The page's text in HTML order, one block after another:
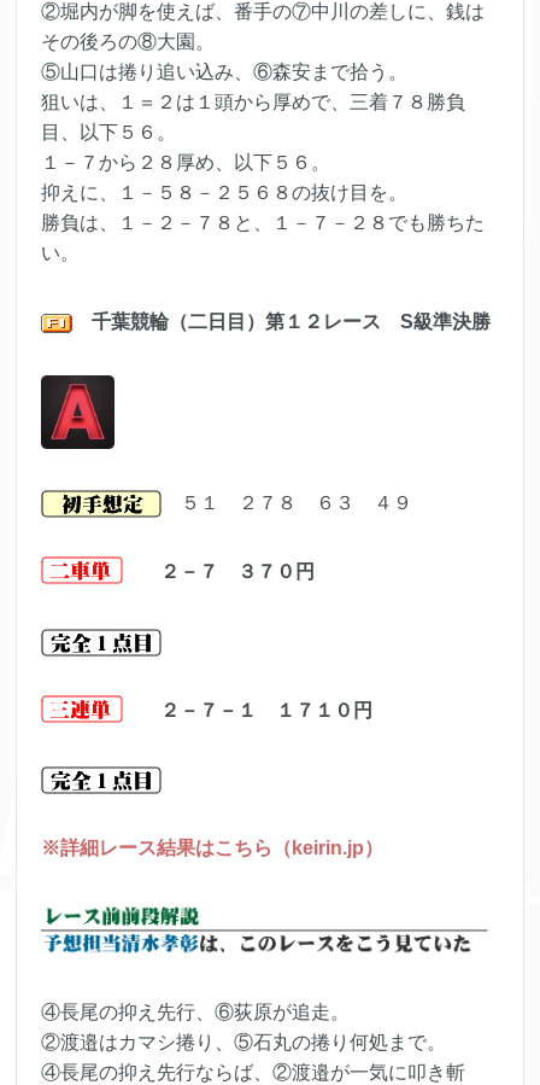
②堀内が脚を使えば、番手の⑦中川の差しに、銭は
その後ろの⑧大園。
⑤山口は捲り追い込み、⑥森安まで拾う。
狙いは、１＝２は１頭から厚めで、三着７８勝負
目、以下５６。
１－７から２８厚め、以下５６。
抑えに、１－５８－２５６８の抜け目を。
勝負は、１－２－７８と、１－７－２８でも勝ちた
い。
千葉競輪（二日目）第１２レース S級準決勝
５１ ２７８ ６３ ４９
２－７ ３７０ 円
２－７－１ １７１０ 円
※詳細レース結果はこちら（keirin.jp）
④長尾の抑え先行、⑥荻原が追走。
②渡邉はカマシ捲り、⑤石丸の捲り何処まで。
④長尾の抑え先行ならば、②渡邉が一気に叩き斬